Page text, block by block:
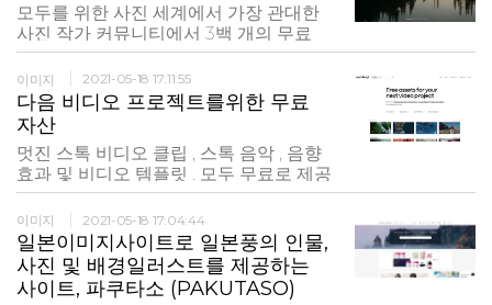
모두를 위한 사진 세계에서 가장 관대한
사진 작가 커뮤니티에서 3백 개의 무료
고해상도 이미지를 제공해 드립니다.
이미지 2021-05-18 17:11:55
다음 비디오 프로젝트를위한 무료
자산
멋진 스톡 비디오 클립 , 스톡 음악 , 음향
효과 및 비디오 템플릿 . 모두 무료로 제공
됩니다!
이미지 2021-05-18 17:04:44
일본이미지사이트로 일본풍의 인물,
사진 및 배경일러스트를 제공하는
사이트, 파쿠타소 (PAKUTASO)